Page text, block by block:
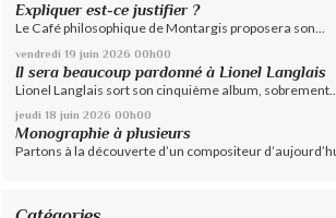
Expliquer est-ce justifier ?
Le Café philosophique de Montargis proposera son...
vendredi 19 juin 2026 00h00
Il sera beaucoup pardonné à Lionel Langlais
Lionel Langlais sort son cinquième album, sobrement...
jeudi 18 juin 2026 00h00
Monographie à plusieurs
Partons à la découverte d’un compositeur